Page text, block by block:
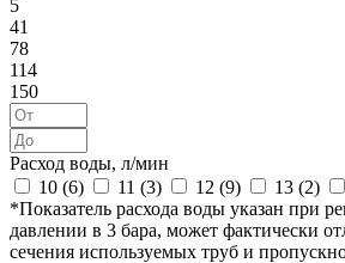
5
41
78
114
150
Расход воды, л/мин
10 (6) 11 (3) 12 (9) 13 (2)
*Показатель расхода воды указан при
давлении в 3 бара, может фактически
сечения используемых труб и